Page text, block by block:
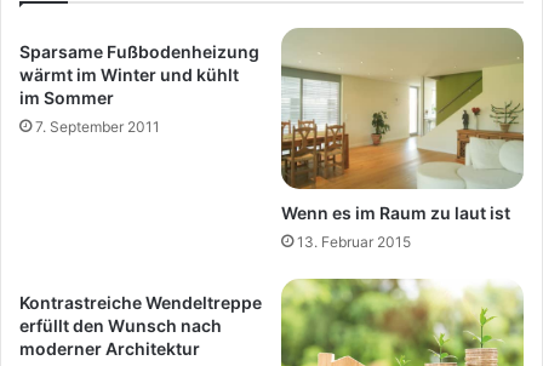
Sparsame Fußbodenheizung
wärmt im Winter und kühlt
im Sommer
7. September 2011
Wenn es im Raum zu laut ist
13. Februar 2015
Kontrastreiche Wendeltreppe
erfüllt den Wunsch nach
moderner Architektur